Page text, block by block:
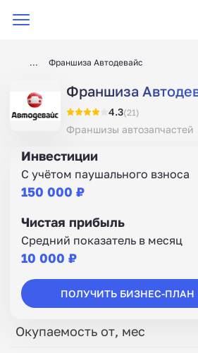
Франшиза Автодевайс
Франшиза
4.3(21)
Франшизы автозапчастей
Инвестиции
С учётом паушального взноса
150 000 ₽
Чистая прибыль
Средний показатель в месяц
10 000 ₽
ПОЛУЧИТЬ БИЗНЕС-ПЛАН
Окупаемость от, мес